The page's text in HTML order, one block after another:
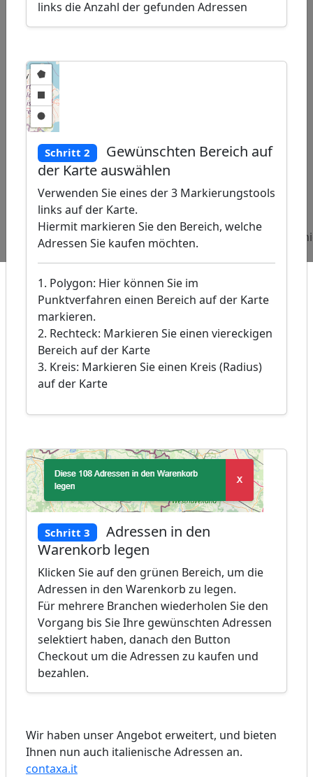
Beliebte
Abfragen:
Adressen
Behörden
Adressen
Seminaranbieter
links die Anzahl der gefunden Adressen
Schritt 2
Gewünschten Bereich auf
der Karte auswählen
Verwenden Sie eines der 3 Markierungstools
links auf der Karte.
Hiermit markieren Sie den Bereich, welche
Adressen Sie kaufen möchten.
1. Polygon: Hier können Sie im
Punktverfahren einen Bereich auf der Karte
markieren.
2. Rechteck: Markieren Sie einen viereckigen
Bereich auf der Karte
3. Kreis: Markieren Sie einen Kreis (Radius)
auf der Karte
Schritt 3
Adressen in den
Warenkorb legen
Klicken Sie auf den grünen Bereich, um die
Adressen in den Warenkorb zu legen.
Für mehrere Branchen wiederholen Sie den
Vorgang bis Sie Ihre gewünschten Adressen
selektiert haben, danach den Button
Checkout um die Adressen zu kaufen und
bezahlen.
Wir haben unser Angebot erweitert, und bieten
Ihnen nun auch italienische Adressen an.
contaxa.it